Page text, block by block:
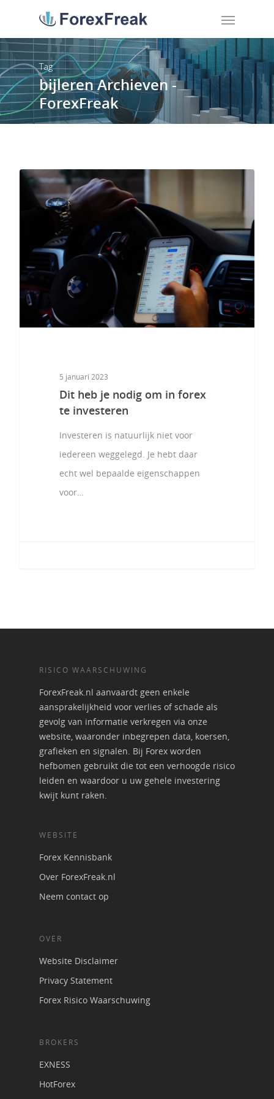
Tag
bijleren Archieven -
ForexFreak
5 januari 2023
Dit heb je nodig om in forex
te investeren
Investeren is natuurlijk niet voor
iedereen weggelegd. Je hebt daar
echt wel bepaalde eigenschappen
voor…
RISICO WAARSCHUWING
ForexFreak.nl aanvaardt geen enkele
aansprakelijkheid voor verlies of schade als
gevolg van informatie verkregen via onze
website, waaronder inbegrepen data, koersen,
grafieken en signalen. Bij Forex worden
hefbomen gebruikt die tot een verhoogde risico
leiden en waardoor u uw gehele investering
kwijt kunt raken.
WEBSITE
Forex Kennisbank
Over ForexFreak.nl
Neem contact op
OVER
Website Disclaimer
Privacy Statement
Forex Risico Waarschuwing
BROKERS
EXNESS
HotForex